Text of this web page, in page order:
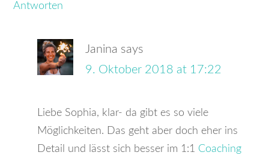
Antworten
Janina says
9. Oktober 2018 at 17:22
Liebe Sophia, klar- da gibt es so viele
Möglichkeiten. Das geht aber doch eher ins
Detail und lässt sich besser im 1:1 Coaching